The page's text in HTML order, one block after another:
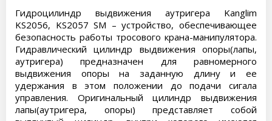
Гидроцилиндр выдвижения аутригера Kanglim
KS2056, KS2057 SM – устройство, обеспечивающее
безопасность работы тросового крана-манипулятора.
Гидравлический цилиндр выдвижения опоры(лапы,
аутригера) предназначен для равномерного
выдвижения опоры на заданную длину и ее
удержания в этом положении до подачи сигала
управления. Оригинальный цилиндр выдвижения
лапы(аутригера, опоры) представляет собой